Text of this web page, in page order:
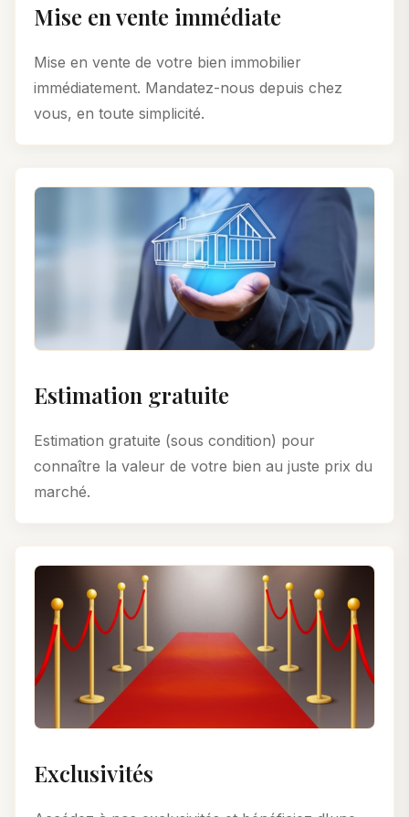
Mise en vente immédiate
Mise en vente de votre bien immobilier
immédiatement. Mandatez-nous depuis chez
vous, en toute simplicité.
Estimation gratuite
Estimation gratuite (sous condition) pour
connaître la valeur de votre bien au juste prix du
marché.
Exclusivités